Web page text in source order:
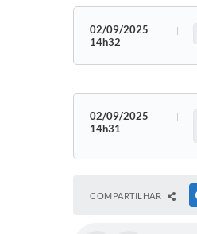
02/09/2025
14h32
02/09/2025
14h31
COMPARTILHAR